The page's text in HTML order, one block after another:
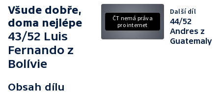
Všude dobře,
doma nejlépe
43/52 Luis
Fernando z
Bolívie
Obsah dílu
ČT nemá práva
pro internet
Další díl
44/52
Andres z
Guatemaly